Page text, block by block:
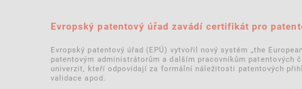
Evropský patentový úřad zavádí certifikát pro
Evropský patentový úřad (EPÚ) vytvořil nový systém „the
patentovým administrátorům a dalším pracovníkům patentových
univerzit, kteří odpovídají za formální náležitosti patentových
validace apod.